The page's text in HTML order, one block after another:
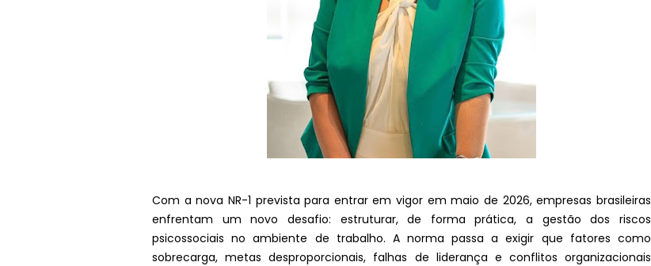
Com a nova NR-1 prevista para entrar em vigor em maio de 2026, empresas brasileiras
enfrentam um novo desafio: estruturar, de forma prática, a gestão dos riscos
psicossociais no ambiente de trabalho. A norma passa a exigir que fatores como
sobrecarga, metas desproporcionais, falhas de liderança e conflitos organizacionais